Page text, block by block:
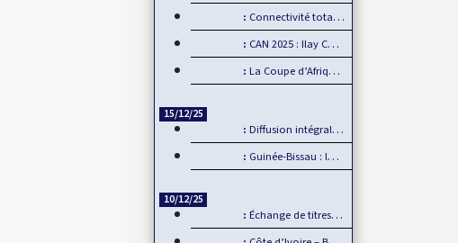
Connectivité totale Dakar-AIBD avec le TER : L’APIX annonce…
CAN 2025 : Ilay CAMARA forfait, Mamadou Lamine CAMARA…
La Coupe d’Afrique des Nations, un événement de plus en plus…
15/12/25
Diffusion intégrale de la CAN 2025 par Sportdigital Fußball, le…
Guinée-Bissau : la CEDEAO rejette la transition militaire
10/12/25
Échange de titres et d’espèces : L’UMOA comble son retard